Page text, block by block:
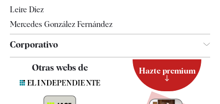
Leire Díez
Mercedes González Fernández
Corporativo
Otras webs de Hazte premium